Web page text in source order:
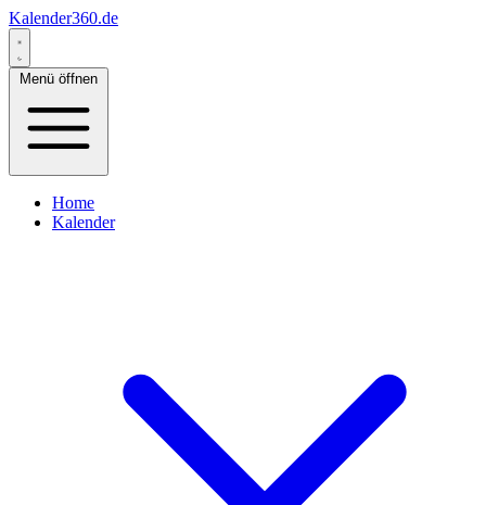
Kalender360.de
Menü öffnen
Home
Kalender